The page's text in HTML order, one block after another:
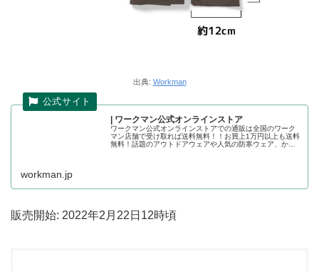
出典: Workman
| ワークマン公式オンラインストア
ワークマン公式オンラインストアでの通販は全国のワーク
マン店舗で受け取れば送料無料！！お買上1万円以上も送料
無料！話題のアウトドアウェアや人気の防寒ウェア、かっ
workman.jp
販売開始: 2022年2月22日12時頃